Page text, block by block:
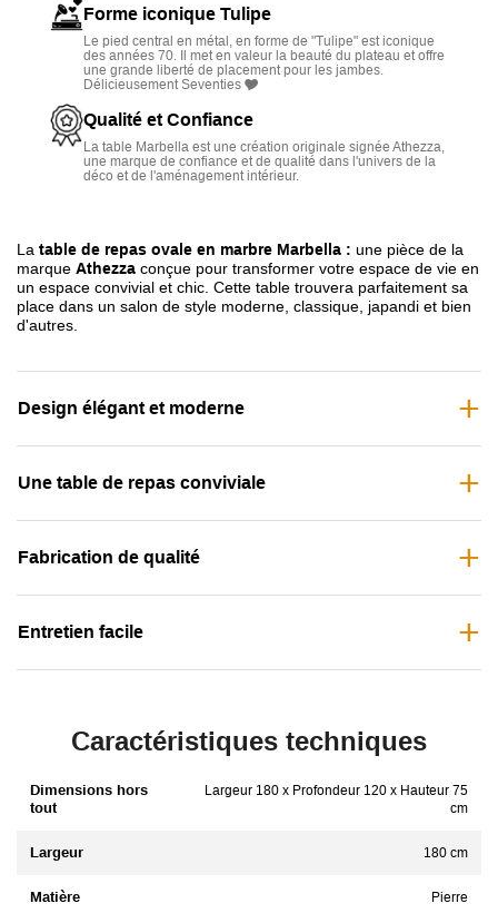
Pour tous les styles :ses couleurs s'adaptent à tout
Entretien facile
Forme iconique Tulipe
Le pied central en métal, en forme de "Tulipe" est iconique
des années 70. Il met en valeur la beauté du plateau et offre
une grande liberté de placement pour les jambes.
Délicieusement Seventies 🎔
Qualité et Confiance
La table Marbella est une création originale signée Athezza,
une marque de confiance et de qualité dans l'univers de la
déco et de l'aménagement intérieur.
La table de repas ovale en marbre Marbella : une pièce de la
marque Athezza conçue pour transformer votre espace de vie en
un espace convivial et chic. Cette table trouvera parfaitement sa
place dans un salon de style moderne, classique, japandi et bien
d'autres.
Design élégant et moderne
Une table de repas conviviale
Fabrication de qualité
Entretien facile
Caractéristiques techniques
Dimensions hors
tout
Largeur 180 x Profondeur 120 x Hauteur 75
cm
Largeur 180 cm
Matière Pierre